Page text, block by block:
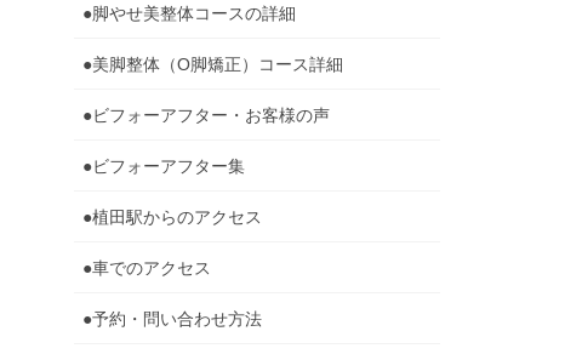
●脚やせ美整体コースの詳細
●美脚整体（O脚矯正）コース詳細
●ビフォーアフター・お客様の声
●ビフォーアフター集
●植田駅からのアクセス
●車でのアクセス
●予約・問い合わせ方法